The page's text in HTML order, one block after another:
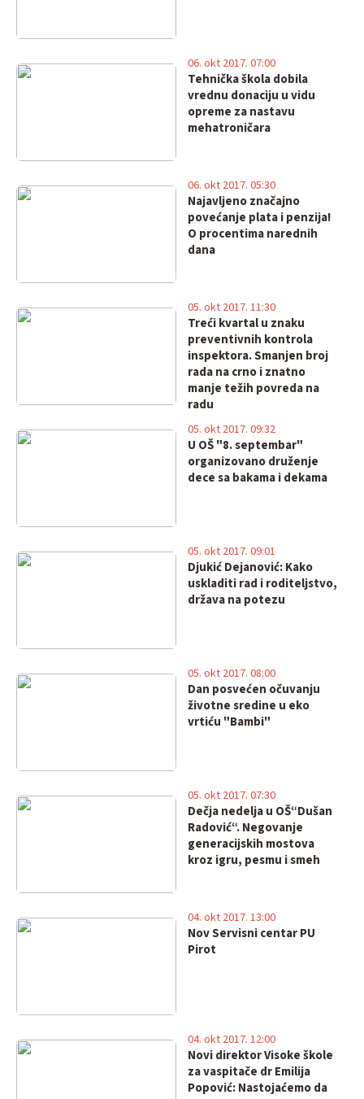
Tehnička škola dobila
vrednu donaciju u vidu
opreme za nastavu
mehatroničara
06. okt 2017. 07:00
Najavljeno značajno
povećanje plata i penzija!
O procentima narednih
dana
06. okt 2017. 05:30
Treći kvartal u znaku
preventivnih kontrola
inspektora. Smanjen broj
rada na crno i znatno
manje težih povreda na
radu
05. okt 2017. 11:30
U OŠ "8. septembar"
organizovano druženje
dece sa bakama i dekama
05. okt 2017. 09:32
Djukić Dejanović: Kako
uskladiti rad i roditeljstvo,
država na potezu
05. okt 2017. 09:01
Dan posvećen očuvanju
životne sredine u eko
vrtiću "Bambi"
05. okt 2017. 08:00
Dečja nedelja u OŠ“Dušan
Radović“. Negovanje
generacijskih mostova
kroz igru, pesmu i smeh
05. okt 2017. 07:30
Nov Servisni centar PU
Pirot
04. okt 2017. 13:00
Novi direktor Visoke škole
za vaspitače dr Emilija
Popović: Nastojaćemo da
04. okt 2017. 12:00